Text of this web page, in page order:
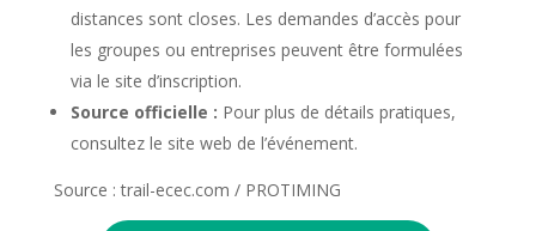
distances sont closes. Les demandes d’accès pour
les groupes ou entreprises peuvent être formulées
via le site d’inscription.
Source officielle : Pour plus de détails pratiques,
consultez le site web de l’événement.
Source : trail-ecec.com / PROTIMING